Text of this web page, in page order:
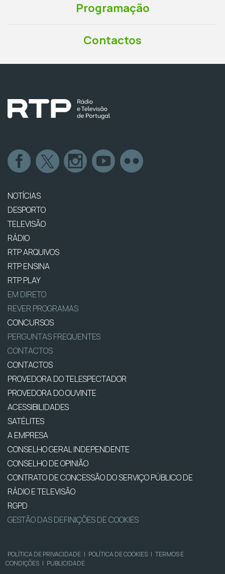
Programação
Contactos
NOTÍCIAS
DESPORTO
TELEVISÃO
RÁDIO
RTP ARQUIVOS
RTP ENSINA
RTP PLAY
EM DIRETO
REVER PROGRAMAS
CONCURSOS
PERGUNTAS FREQUENTES
CONTACTOS
CONTACTOS
PROVEDORA DO TELESPECTADOR
PROVEDORA DO OUVINTE
ACESSIBILIDADES
SATÉLITES
A EMPRESA
CONSELHO GERAL INDEPENDENTE
CONSELHO DE OPINIÃO
CONTRATO DE CONCESSÃO DO SERVIÇO PÚBLICO DE
RÁDIO E TELEVISÃO
RGPD
GESTÃO DAS DEFINIÇÕES DE COOKIES
POLÍTICA DE PRIVACIDADE | POLÍTICA DE COOKIES | TERMOS E
CONDIÇÕES | PUBLICIDADE